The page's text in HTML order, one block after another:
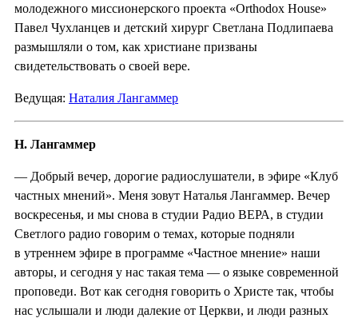
молодежного миссионерского проекта «Orthodox House»
Павел Чухланцев и детский хирург Светлана Подлипаева
размышляли о том, как христиане призваны
свидетельствовать о своей вере.
Ведущая: Наталия Лангаммер
Н. Лангаммер
— Добрый вечер, дорогие радиослушатели, в эфире «Клуб
частных мнений». Меня зовут Наталья Лангаммер. Вечер
воскресенья, и мы снова в студии Радио ВЕРА, в студии
Светлого радио говорим о темах, которые подняли
в утреннем эфире в программе «Частное мнение» наши
авторы, и сегодня у нас такая тема — о языке современной
проповеди. Вот как сегодня говорить о Христе так, чтобы
нас услышали и люди далекие от Церкви, и люди разных